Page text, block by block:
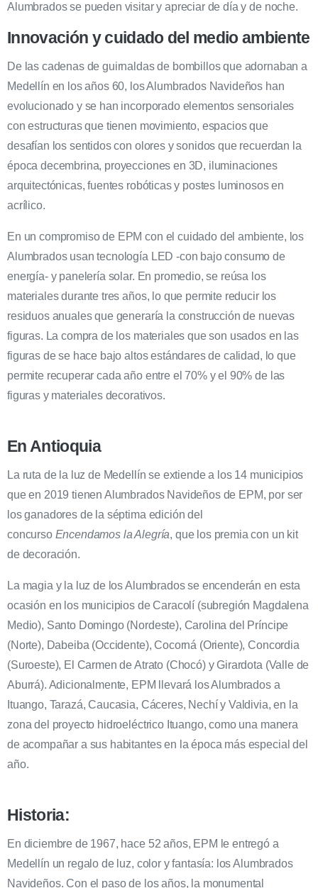
Alumbrados se pueden visitar y apreciar de día y de noche.
Innovación y cuidado del medio ambiente
De las cadenas de guirnaldas de bombillos que adornaban a
Medellín en los años 60, los Alumbrados Navideños han
evolucionado y se han incorporado elementos sensoriales
con estructuras que tienen movimiento, espacios que
desafían los sentidos con olores y sonidos que recuerdan la
época decembrina, proyecciones en 3D, iluminaciones
arquitectónicas, fuentes robóticas y postes luminosos en
acrílico.
En un compromiso de EPM con el cuidado del ambiente, los
Alumbrados usan tecnología LED -con bajo consumo de
energía- y panelería solar. En promedio, se reúsa los
materiales durante tres años, lo que permite reducir los
residuos anuales que generaría la construcción de nuevas
figuras. La compra de los materiales que son usados en las
figuras de se hace bajo altos estándares de calidad, lo que
permite recuperar cada año entre el 70% y el 90% de las
figuras y materiales decorativos.
En Antioquia
La ruta de la luz de Medellín se extiende a los 14 municipios
que en 2019 tienen Alumbrados Navideños de EPM, por ser
los ganadores de la séptima edición del
concurso Encendamos la Alegría, que los premia con un kit
de decoración.
La magia y la luz de los Alumbrados se encenderán en esta
ocasión en los municipios de Caracolí (subregión Magdalena
Medio), Santo Domingo (Nordeste), Carolina del Príncipe
(Norte), Dabeiba (Occidente), Cocorná (Oriente), Concordia
(Suroeste), El Carmen de Atrato (Chocó) y Girardota (Valle de
Aburrá). Adicionalmente, EPM llevará los Alumbrados a
Ituango, Tarazá, Caucasia, Cáceres, Nechí y Valdivia, en la
zona del proyecto hidroeléctrico Ituango, como una manera
de acompañar a sus habitantes en la época más especial del
año.
Historia:
En diciembre de 1967, hace 52 años, EPM le entregó a
Medellín un regalo de luz, color y fantasía: los Alumbrados
Navideños. Con el paso de los años, la monumental